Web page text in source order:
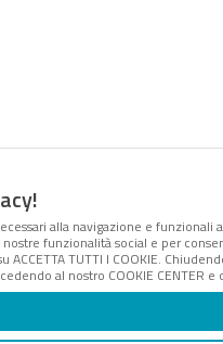
alla navigazione e
funzionalità social e per
TUTTI I COOKIE.
al nostro COOKIE